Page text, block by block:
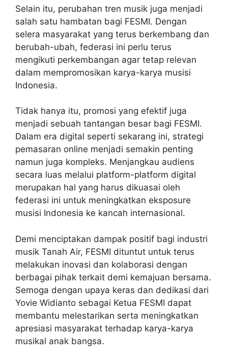
Selain itu, perubahan tren musik juga menjadi
salah satu hambatan bagi FESMI. Dengan
selera masyarakat yang terus berkembang dan
berubah-ubah, federasi ini perlu terus
mengikuti perkembangan agar tetap relevan
dalam mempromosikan karya-karya musisi
Indonesia.
Tidak hanya itu, promosi yang efektif juga
menjadi sebuah tantangan besar bagi FESMI.
Dalam era digital seperti sekarang ini, strategi
pemasaran online menjadi semakin penting
namun juga kompleks. Menjangkau audiens
secara luas melalui platform-platform digital
merupakan hal yang harus dikuasai oleh
federasi ini untuk meningkatkan eksposure
musisi Indonesia ke kancah internasional.
Demi menciptakan dampak positif bagi industri
musik Tanah Air, FESMI dituntut untuk terus
melakukan inovasi dan kolaborasi dengan
berbagai pihak terkait demi kemajuan bersama.
Semoga dengan upaya keras dan dedikasi dari
Yovie Widianto sebagai Ketua FESMI dapat
membantu melestarikan serta meningkatkan
apresiasi masyarakat terhadap karya-karya
musikal anak bangsa.